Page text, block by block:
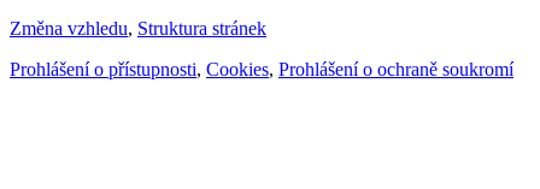
Změna vzhledu, Struktura stránek
Prohlášení o přístupnosti, Cookies, Prohlášení o ochraně soukromí